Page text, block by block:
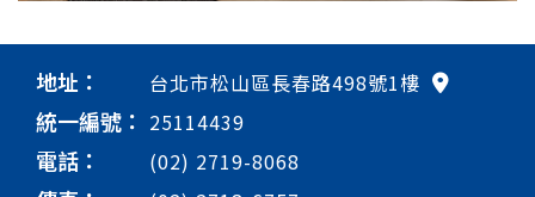
地址： 台北市松山區長春路498號1樓
統一編號： 25114439
電話： (02) 2719-8068